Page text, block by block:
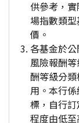
供參考，
場指數類
價。
各基金於
風險報酬
酬等級分
用。本行
標，自行
程度由低至